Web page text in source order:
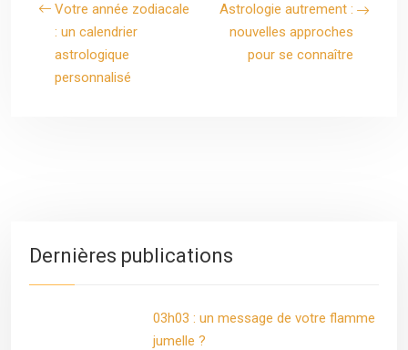
Votre année zodiacale
: un calendrier
astrologique
personnalisé
Astrologie autrement :
nouvelles approches
pour se connaître
Dernières publications
03h03 : un message de votre flamme
jumelle ?